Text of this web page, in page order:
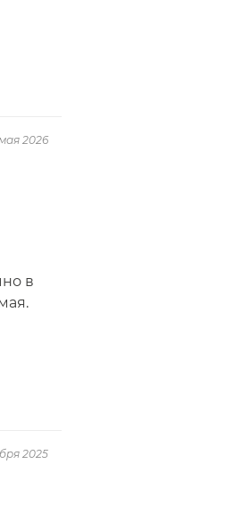
2026
в
2025